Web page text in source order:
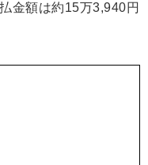
金額は約15万3,940円